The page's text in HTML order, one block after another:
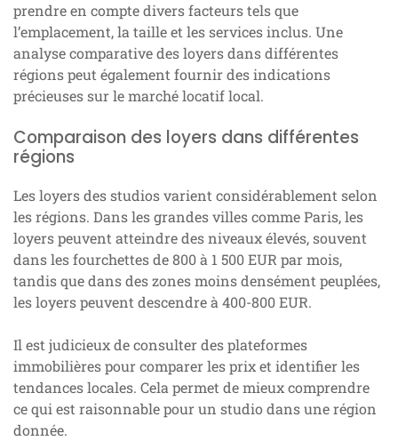
prendre en compte divers facteurs tels que
l’emplacement, la taille et les services inclus. Une
analyse comparative des loyers dans différentes
régions peut également fournir des indications
précieuses sur le marché locatif local.
Comparaison des loyers dans différentes
régions
Les loyers des studios varient considérablement selon
les régions. Dans les grandes villes comme Paris, les
loyers peuvent atteindre des niveaux élevés, souvent
dans les fourchettes de 800 à 1 500 EUR par mois,
tandis que dans des zones moins densément peuplées,
les loyers peuvent descendre à 400-800 EUR.
Il est judicieux de consulter des plateformes
immobilières pour comparer les prix et identifier les
tendances locales. Cela permet de mieux comprendre
ce qui est raisonnable pour un studio dans une région
donnée.